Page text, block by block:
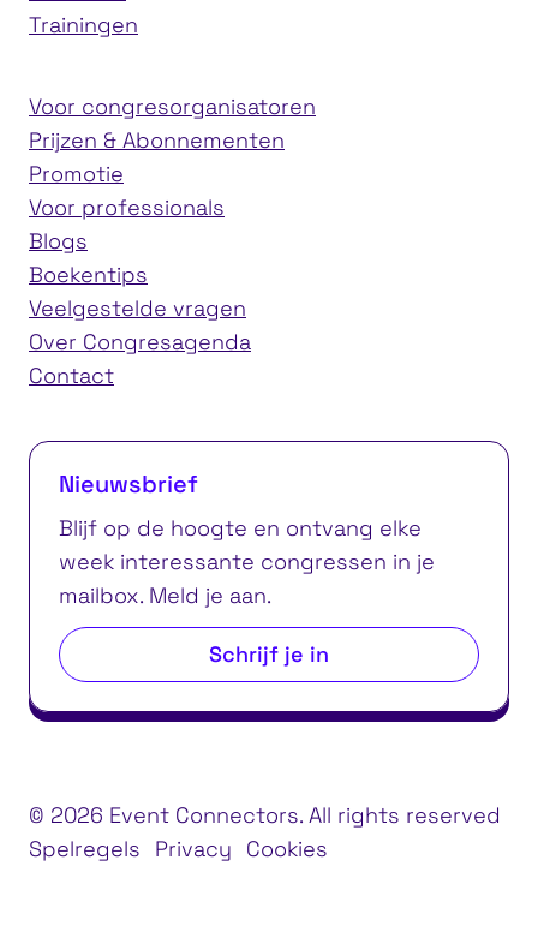
Trainingen
Voor congresorganisatoren
Prijzen & Abonnementen
Promotie
Voor professionals
Blogs
Boekentips
Veelgestelde vragen
Over Congresagenda
Contact
Nieuwsbrief
Blijf op de hoogte en ontvang elke
week interessante congressen in je
mailbox. Meld je aan.
Schrijf je in
© 2026 Event Connectors. All rights reserved
Spelregels
Privacy Cookies